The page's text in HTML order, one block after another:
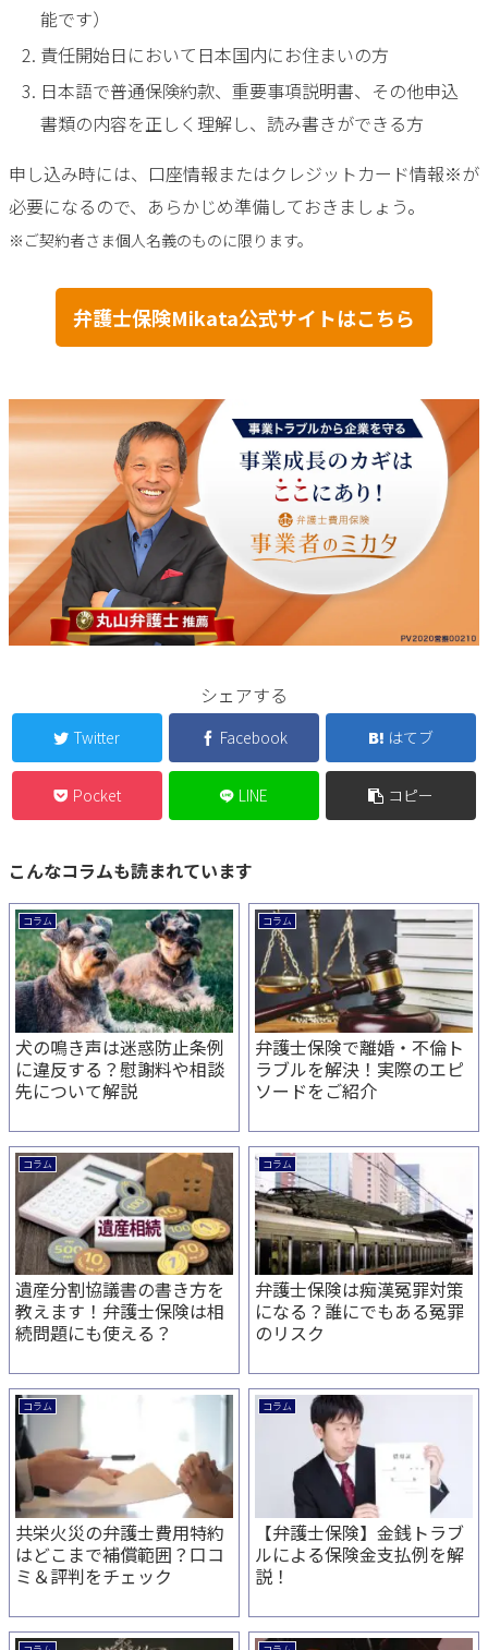
能です）
責任開始日において日本国内にお住まいの方
日本語で普通保険約款、重要事項説明書、その他申込
書類の内容を正しく理解し、読み書きができる方
申し込み時には、口座情報またはクレジットカード情報※が
必要になるので、あらかじめ準備しておきましょう。
※ご契約者さま個人名義のものに限ります。
弁護士保険Mikata公式サイトはこちら
シェアする
Twitter Facebook はてブ
Pocket LINE コピー
こんなコラムも読まれています
コラム
犬の鳴き声は迷惑防止条例
に違反する？慰謝料や相談
先について解説
コラム
弁護士保険で離婚・不倫ト
ラブルを解決！実際のエピ
ソードをご紹介
コラム
遺産分割協議書の書き方を
教えます！弁護士保険は相
続問題にも使える？
コラム
弁護士保険は痴漢冤罪対策
になる？誰にでもある冤罪
のリスク
コラム
共栄火災の弁護士費用特約
はどこまで補償範囲？口コ
ミ＆評判をチェック
コラム
【弁護士保険】金銭トラブ
ルによる保険金支払例を解
説！